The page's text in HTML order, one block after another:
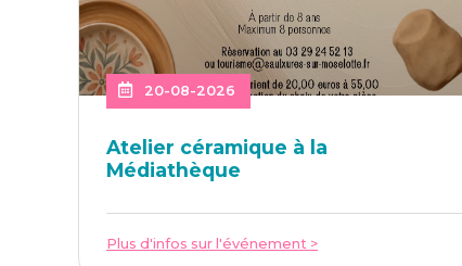
20-08-2026
Ate­lier céra­mique à la
Médiathèque
Plus d'infos sur l'événement >